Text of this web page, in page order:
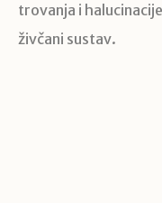
trovanja i
živčani sustav.